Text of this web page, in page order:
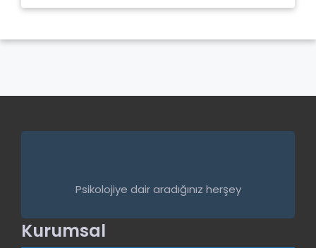
Psikolojiye dair aradığınız herşey
Kurumsal